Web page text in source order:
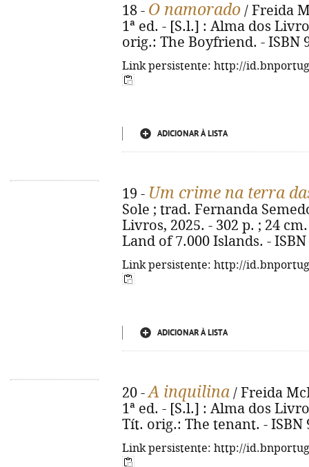
18 - O namorado / Freida
1ª ed. - [S.l.] : Alma dos
orig.: The Boyfriend. - ISBN
Link persistente: http://
ADICIONAR À LISTA
19 - Um crime na terra
Sole ; trad. Fernanda
Livros, 2025. - 302 p. ; 24
Land of 7.000 Islands. - ISBN
Link persistente: http://
ADICIONAR À LISTA
20 -A inquilina / Freida
1ª ed. - [S.l.] : Alma dos
Tít. orig.: The tenant. - ISBN
Link persistente: http://